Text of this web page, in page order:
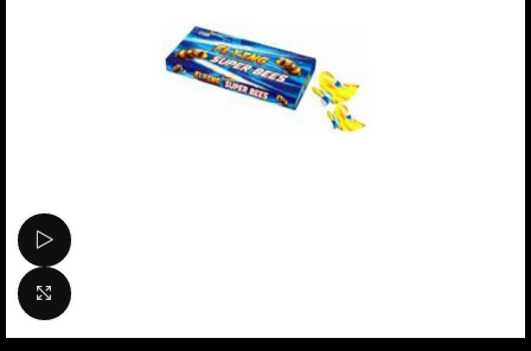
Bekijk video
Klik om te vergroten